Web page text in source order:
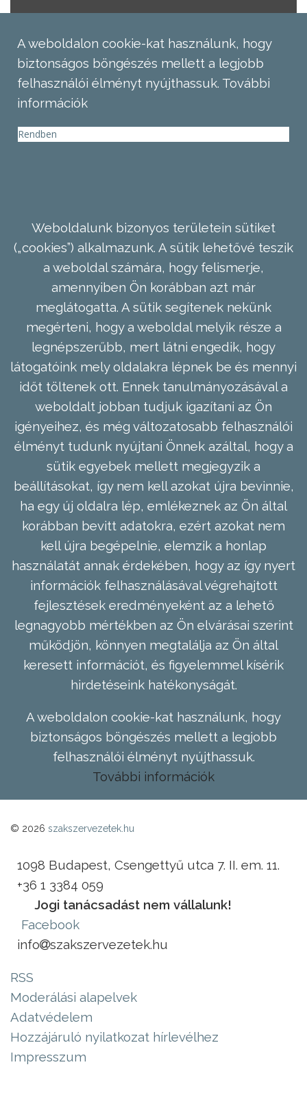
A weboldalon cookie-kat használunk, hogy
biztonságos böngészés mellett a legjobb
felhasználói élményt nyújthassuk. További
információk
Rendben
Weboldalunk bizonyos területein sütiket
(„cookies”) alkalmazunk. A sütik lehetővé teszik
a weboldal számára, hogy felismerje,
amennyiben Ön korábban azt már
meglátogatta. A sütik segítenek nekünk
megérteni, hogy a weboldal melyik része a
legnépszerűbb, mert látni engedik, hogy
látogatóink mely oldalakra lépnek be és mennyi
időt töltenek ott. Ennek tanulmányozásával a
weboldalt jobban tudjuk igazítani az Ön
igényeihez, és még változatosabb felhasználói
élményt tudunk nyújtani Önnek azáltal, hogy a
sütik egyebek mellett megjegyzik a
beállításokat, így nem kell azokat újra bevinnie,
ha egy új oldalra lép, emlékeznek az Ön által
korábban bevitt adatokra, ezért azokat nem
kell újra begépelnie, elemzik a honlap
használatát annak érdekében, hogy az így nyert
információk felhasználásával végrehajtott
fejlesztések eredményeként az a lehető
legnagyobb mértékben az Ön elvárásai szerint
működjön, könnyen megtalálja az Ön által
keresett információt, és figyelemmel kísérik
hirdetéseink hatékonyságát.
A weboldalon cookie-kat használunk, hogy
biztonságos böngészés mellett a legjobb
felhasználói élményt nyújthassuk.
További információk
© 2026 szakszervezetek.hu
1098 Budapest, Csengettyű utca 7. II. em. 11.
+36 1 3384 059
Jogi tanácsadást nem vállalunk!
Facebook
info
szakszervezetek.hu
RSS
Moderálási alapelvek
Adatvédelem
Hozzájáruló nyilatkozat hírlevélhez
Impresszum